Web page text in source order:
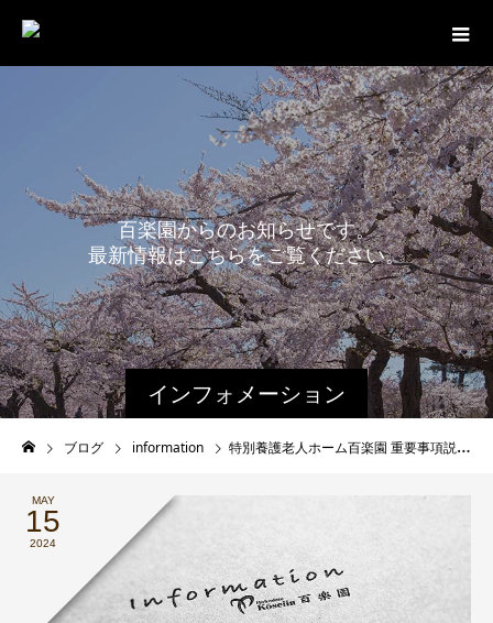
インフォメーション
百楽園からのお知らせです。
最新情報はこちらをご覧ください。
ブログ information 特別養護老人ホーム百楽園 重要事項説明書
MAY
15
2024